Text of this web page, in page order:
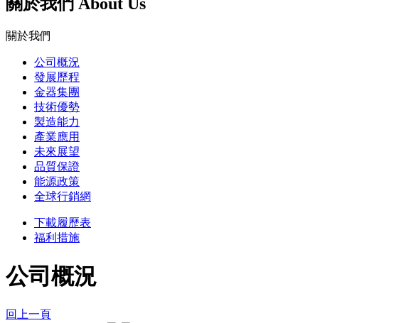
關於我們 About Us
關於我們
公司概況
發展歷程
金器集團
技術優勢
製造能力
產業應用
未來展望
品質保證
能源政策
全球行銷網
下載履歷表
福利措施
公司概況
回上一頁